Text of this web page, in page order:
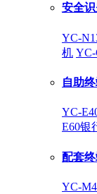
安全
YC-
机
自助
YC-
E60银
配套
YC-